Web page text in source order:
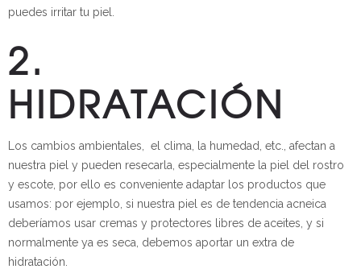
puedes irritar tu piel.
2.
HIDRATACIÓN
Los cambios ambientales, el clima, la humedad, etc., afectan a
nuestra piel y pueden resecarla, especialmente la piel del rostro
y escote, por ello es conveniente adaptar los productos que
usamos: por ejemplo, si nuestra piel es de tendencia acneica
deberíamos usar cremas y protectores libres de aceites, y si
normalmente ya es seca, debemos aportar un extra de
hidratación.